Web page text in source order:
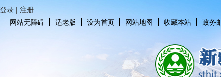
登录 | 注册
网站无障碍
适老版 设为首页 网站地图 收藏本站 政务